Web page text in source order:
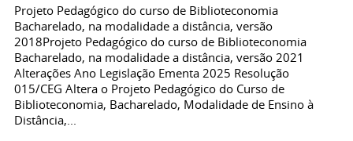
Projeto Pedagógico do curso de Biblioteconomia
Bacharelado, na modalidade a distância, versão
2018Projeto Pedagógico do curso de Biblioteconomia
Bacharelado, na modalidade a distância, versão 2021
Alterações Ano Legislação Ementa 2025 Resolução
015/CEG Altera o Projeto Pedagógico do Curso de
Biblioteconomia, Bacharelado, Modalidade de Ensino à
Distância,...